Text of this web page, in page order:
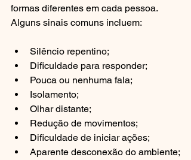
formas diferentes em cada pessoa.
Alguns sinais comuns incluem:
Silêncio repentino;
Dificuldade para responder;
Pouca ou nenhuma fala;
Isolamento;
Olhar distante;
Redução de movimentos;
Dificuldade de iniciar ações;
Aparente desconexão do ambiente;